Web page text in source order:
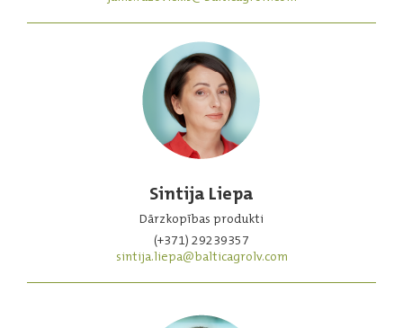
Sintija Liepa
Dārzkopības produkti
(+371) 29239357
sintija.liepa@balticagrolv.com